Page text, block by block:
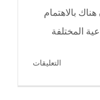
بالاهتمام
المختلفة
التعليقات